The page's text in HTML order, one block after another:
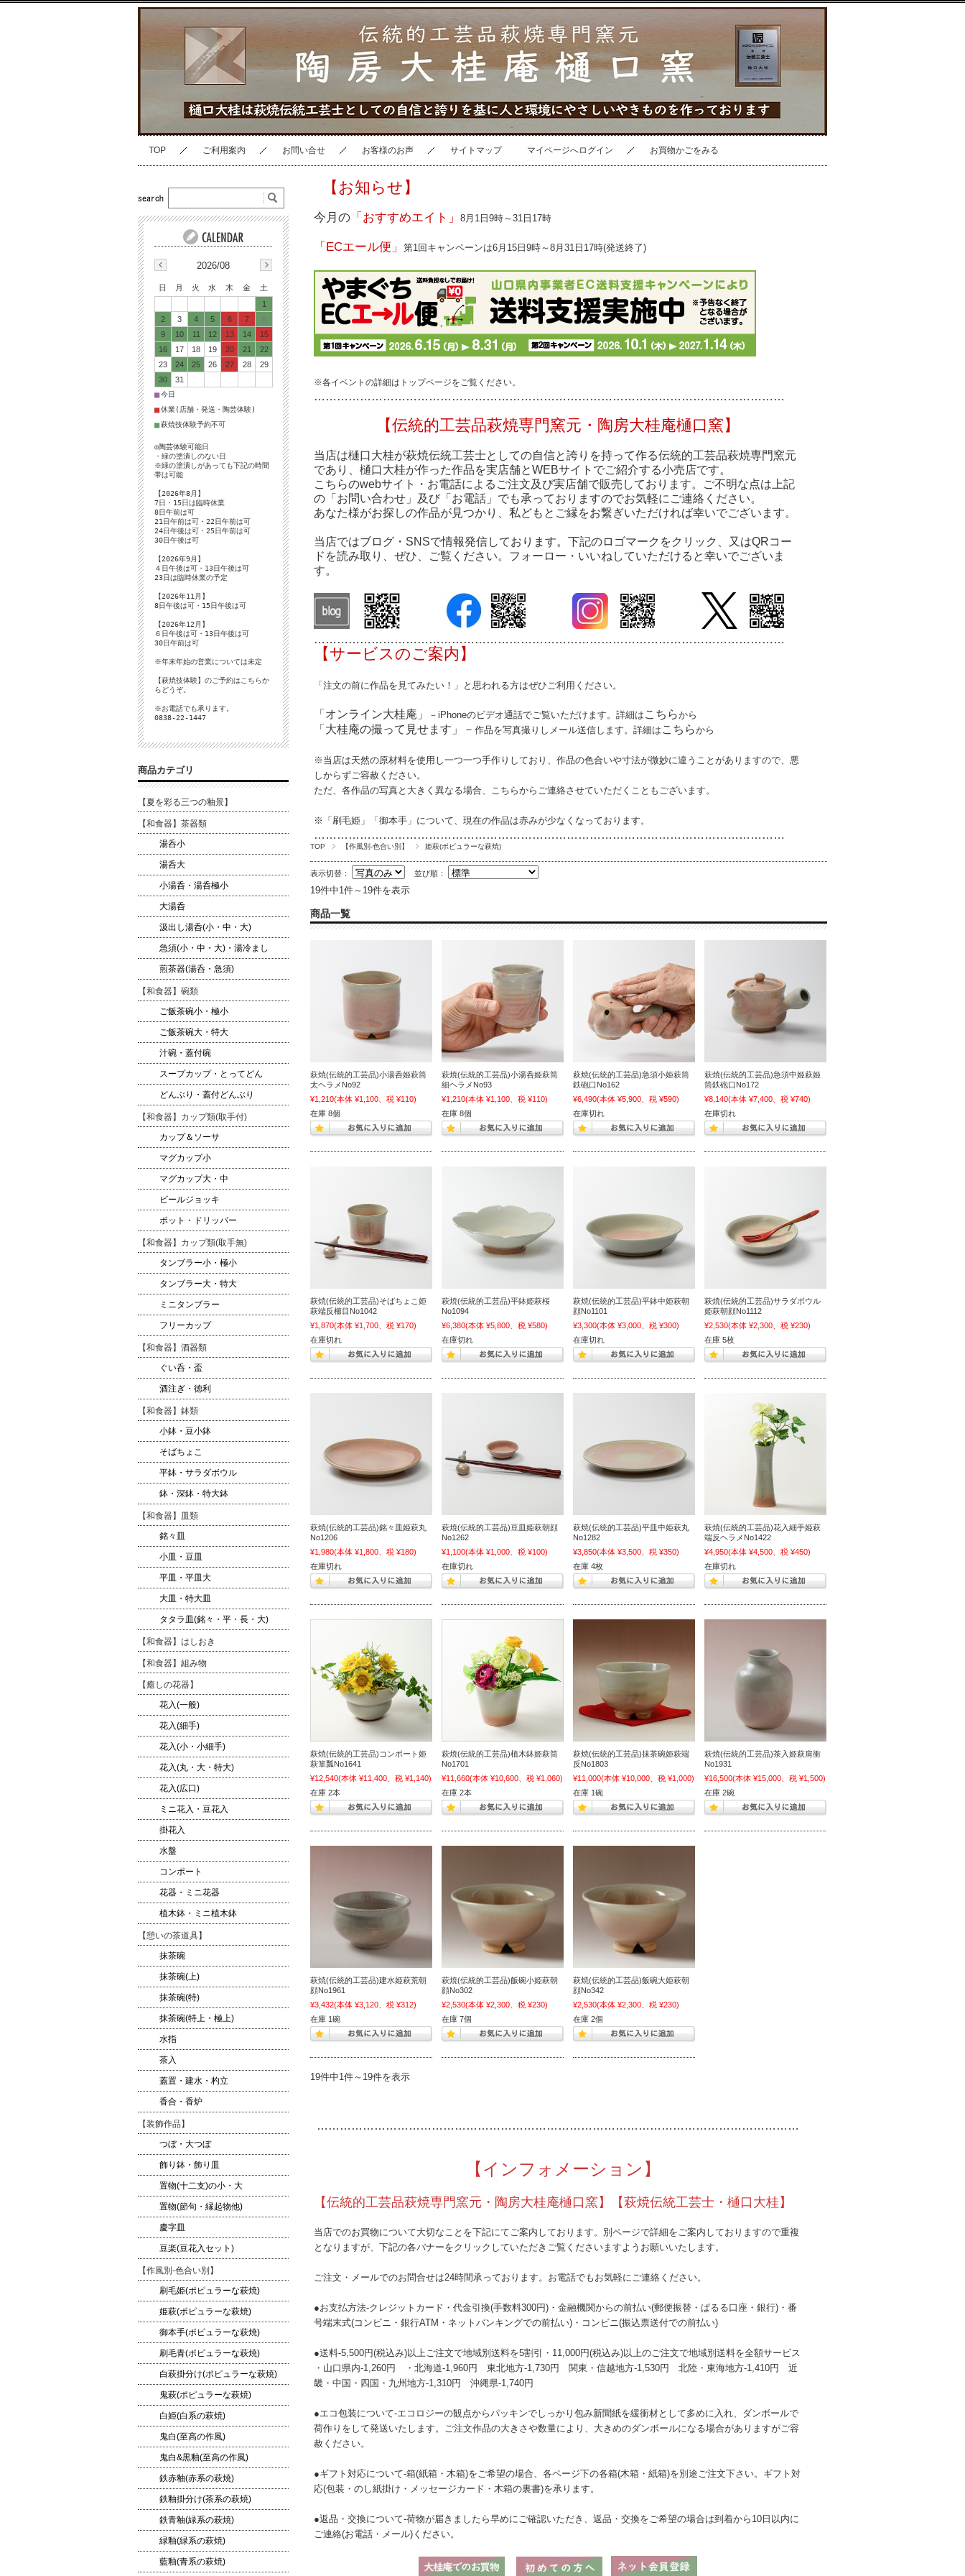
TOP ご利用案内 お問い合せ お客様のお声 サイトマップ マイページへログイン お買物かごをみる
【お知らせ】
今月の 「おすすめエイト」 8月1日9時～31日17時
「ECエール便」 第1回キャンペーンは6月15日9時～8月31日17時(発送終了)
※各イベントの詳細はトップページをご覧ください。
……………………………………………………………………………………… …………… ………
【伝統的工芸品萩焼専門窯元・陶房大桂庵樋口窯】
当店は樋口大桂が萩焼伝統工芸士としての自信と誇りを持って作る伝統的工芸品萩焼専門窯元
であり、樋口大桂が作った作品を実店舗とWEBサイトでご紹介する小売店です。
こちらのwebサイト・お電話によるご注文及び実店舗で販売しております。ご不明な点は上記
の「お問い合わせ」及び「お電話」でも承っておりますのでお気軽にご連絡ください。
あなた様がお探しの作品が見つかり、私どもとご縁をお繋ぎいただければ幸いでございます。
当店ではブログ・SNSで情報発信しております。下記のロゴマークをクリック、又はQRコー
ドを読み取り、ぜひ、ご覧ください。フォーロー・いいねしていただけると幸いでございま
す。
…………………………………………………………………………………………………… ………
【サービスのご案内】
「注文の前に作品を見てみたい！」と思われる方はぜひご利用ください。
「オンライン大桂庵」 －iPhoneのビデオ通話でご覧いただけます。詳細は こちらから
「大桂庵の撮って見せます」－ 作品を写真撮りしメール送信します。詳細は こちらから
※当店は天然の原材料を使用し一つ一つ手作りしており、作品の色合いや寸法が微妙に違うことがありますので、悪
しからずご容赦ください。
ただ、各作品の写真と大きく異なる場合、こちらからご連絡させていただくこともございます。
※「刷毛姫」「御本手」について、現在の作品は赤みが少なくなっております。
…………………………………………………………………………………………………… ………
TOP 【作風別-色合い別】 姫萩(ポピュラーな萩焼)
表示切替： 並び順：
19件中1件～19件を表示
商品一覧
萩焼(伝統的工芸品)小湯呑姫萩筒
太ヘラメNo92
¥1,210(本体 ¥1,100、税 ¥110)
在庫 8個
萩焼(伝統的工芸品)小湯呑姫萩筒
細ヘラメNo93
¥1,210(本体 ¥1,100、税 ¥110)
在庫 8個
萩焼(伝統的工芸品)急須小姫萩筒
鉄砲口No162
¥6,490(本体 ¥5,900、税 ¥590)
在庫切れ
萩焼(伝統的工芸品)急須中姫萩姫
筒鉄砲口No172
¥8,140(本体 ¥7,400、税 ¥740)
在庫切れ
萩焼(伝統的工芸品)そばちょこ姫
萩端反櫛目No1042
¥1,870(本体 ¥1,700、税 ¥170)
在庫切れ
萩焼(伝統的工芸品)平鉢姫萩桜
No1094
¥6,380(本体 ¥5,800、税 ¥580)
在庫切れ
萩焼(伝統的工芸品)平鉢中姫萩朝
顔No1101
¥3,300(本体 ¥3,000、税 ¥300)
在庫切れ
萩焼(伝統的工芸品)サラダボウル
姫萩朝顔No1112
¥2,530(本体 ¥2,300、税 ¥230)
在庫 5枚
萩焼(伝統的工芸品)銘々皿姫萩丸
No1206
¥1,980(本体 ¥1,800、税 ¥180)
在庫切れ
萩焼(伝統的工芸品)豆皿姫萩朝顔
No1262
¥1,100(本体 ¥1,000、税 ¥100)
在庫切れ
萩焼(伝統的工芸品)平皿中姫萩丸
No1282
¥3,850(本体 ¥3,500、税 ¥350)
在庫 4枚
萩焼(伝統的工芸品)花入細手姫萩
端反ヘラメNo1422
¥4,950(本体 ¥4,500、税 ¥450)
在庫切れ
萩焼(伝統的工芸品)コンポート姫
萩箪瓢No1641
¥12,540(本体 ¥11,400、税 ¥1,140)
在庫 2本
萩焼(伝統的工芸品)植木鉢姫萩筒
No1701
¥11,660(本体 ¥10,600、税 ¥1,060)
在庫 2本
萩焼(伝統的工芸品)抹茶碗姫萩端
反No1803
¥11,000(本体 ¥10,000、税 ¥1,000)
在庫 1碗
萩焼(伝統的工芸品)茶入姫萩肩衝
No1931
¥16,500(本体 ¥15,000、税 ¥1,500)
在庫 2碗
萩焼(伝統的工芸品)建水姫萩荒朝
顔No1961
¥3,432(本体 ¥3,120、税 ¥312)
在庫 1碗
萩焼(伝統的工芸品)飯碗小姫萩朝
顔No302
¥2,530(本体 ¥2,300、税 ¥230)
在庫 7個
萩焼(伝統的工芸品)飯碗大姫萩朝
顔No342
¥2,530(本体 ¥2,300、税 ¥230)
在庫 2個
19件中1件～19件を表示
………… ……………………………………………………………………………………………………
【インフォメーション】
【伝統的工芸品萩焼専門窯元・陶房大桂庵樋口窯】【萩焼伝統工芸士・樋口大桂】
当店でのお買物について大切なことを下記にてご案内しております。別ページで詳細をご案内しておりますので重複
となりますが、下記の各バナーをクリックしていただきご覧くださいますようお願いいたします。
ご注文・メールでのお問合せは24時間承っております。お電話でもお気軽にご連絡ください。
●お支払方法-クレジットカード・代金引換(手数料300円)・金融機関からの前払い(郵便振替・ぱるる口座・銀行)・番
号端末式(コンビニ・銀行ATM・ネットバンキングでの前払い)・コンビニ(振込票送付での前払い)
●送料-5,500円(税込み)以上ご注文で地域別送料を5割引・11,000円(税込み)以上のご注文で地域別送料を全額サービス
・山口県内-1,260円 ・北海道-1,960円 東北地方-1,730円 関東・信越地方-1,530円 北陸・東海地方-1,410円 近
畿・中国・四国・九州地方-1,310円 沖縄県-1,740円
●エコ包装について-エコロジーの観点からパッキンでしっかり包み新聞紙を緩衝材として多めに入れ、ダンボールで
荷作りをして発送いたします。ご注文作品の大きさや数量により、大きめのダンボールになる場合がありますがご容
赦ください。
●ギフト対応について-箱(紙箱・木箱)をご希望の場合、各ページ下の各箱(木箱・紙箱)を別途ご注文下さい。ギフト対
応(包装・のし紙掛け・メッセージカード・木箱の裏書)を承ります。
●返品・交換について-荷物が届きましたら早めにご確認いただき、返品・交換をご希望の場合は到着から10日以内に
ご連絡(お電話・メール)ください。
2026/08
日 月 火 水 木 金
土
1
2
3 4 5 6 7
8
9
10 11 12 13 14
15
16
17 18 19 20 21
22
23
24 25 26 27 28
29
30
31
■今日
■休業(店舗・発送・陶芸体験)
■萩焼技体験予約不可
◎陶芸体験可能日
・緑の塗潰しのない日
※緑の塗潰しがあっても下記の時間
帯は可能
【2026年8月】
7日・15日は臨時休業
8日午前は可
21日午前は可・22日午前は可
24日午後は可・25日午前は可
30日午後は可
【2026年9月】
４日午後は可・13日午後は可
23日は臨時休業の予定
【2026年11月】
8日午後は可・15日午後は可
【2026年12月】
６日午後は可・13日午後は可
30日午前は可
※年末年始の営業については未定
【萩焼技体験】のご予約は こちらか
らどうぞ。
※お電話でも承ります。
0838-22-1447
商品カテゴリ
【夏を彩る三つの釉景】
【和食器】茶器類
湯呑小
湯呑大
小湯呑・湯呑極小
大湯呑
汲出し湯呑(小・中・大)
急須(小・中・大)・湯冷まし
煎茶器(湯呑・急須)
【和食器】碗類
ご飯茶碗小・極小
ご飯茶碗大・特大
汁碗・蓋付碗
スープカップ・とってどん
どんぶり・蓋付どんぶり
【和食器】カップ類(取手付)
カップ＆ソーサ
マグカップ小
マグカップ大・中
ビールジョッキ
ポット・ドリッパー
【和食器】カップ類(取手無)
タンブラー小・極小
タンブラー大・特大
ミニタンブラー
フリーカップ
【和食器】酒器類
ぐい呑・盃
酒注ぎ・徳利
【和食器】鉢類
小鉢・豆小鉢
そばちょこ
平鉢・サラダボウル
鉢・深鉢・特大鉢
【和食器】皿類
銘々皿
小皿・豆皿
平皿・平皿大
大皿・特大皿
タタラ皿(銘々・平・長・大)
【和食器】はしおき
【和食器】組み物
【癒しの花器】
花入(一般)
花入(細手)
花入(小・小細手)
花入(丸・大・特大)
花入(広口)
ミニ花入・豆花入
掛花入
水盤
コンポート
花器・ミニ花器
植木鉢・ミニ植木鉢
【憩いの茶道具】
抹茶碗
抹茶碗(上)
抹茶碗(特)
抹茶碗(特上・極上)
水指
茶入
蓋置・建水・杓立
香合・香炉
【装飾作品】
つぼ・大つぼ
飾り鉢・飾り皿
置物(十二支)の小・大
置物(節句・縁起物他)
慶字皿
豆楽(豆花入セット)
【作風別-色合い別】
刷毛姫(ポピュラーな萩焼)
姫萩(ポピュラーな萩焼)
御本手(ポピュラーな萩焼)
刷毛青(ポピュラーな萩焼)
白萩掛分け(ポピュラーな萩焼)
鬼萩(ポピュラーな萩焼)
白姫(白系の萩焼)
鬼白(至高の作風)
鬼白&黒釉(至高の作風)
鉄赤釉(赤系の萩焼)
鉄釉掛分け(茶系の萩焼)
鉄青釉(緑系の萩焼)
緑釉(緑系の萩焼)
藍釉(青系の萩焼)